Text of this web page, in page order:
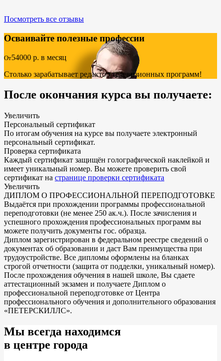
Посмотреть все отзывы
Осваивайте полезные профессии
От54000 р. в месяц
Столько зарабатывает редактор телевизионных программ!
После окончания курса вы получаете:
Увеличить
Персональный сертификат
По итогам обучения на курсе вы получаете электронный
персональный сертификат.
Проверка сертификата
Каждый сертификат защищён голографической наклейкой и
имеет уникальный номер. Вы можете проверить свой
сертификат на странице проверки сертификата
Увеличить
ДИПЛОМ О ПРОФЕССИОНАЛЬНОЙ ПЕРЕПОДГОТОВКЕ
Выдаётся при прохождении программы профессиональной
переподготовки (не менее 250 ак.ч.). После зачисления и
успешного прохождения профессиональных программ вы
можете получить документы гос. образца.
Диплом зарегистрирован в федеральном реестре сведений о
документах об образовании и даст Вам преимущества при
трудоустройстве. Все дипломы оформлены на бланках
строгой отчетности (защита от подделки, уникальный номер).
После прохождения обучения в нашей школе, Вы сдаете
аттестационный экзамен и получаете Диплом о
профессиональной переподготовке от Центра
профессионального обучения и дополнительного образования
«ПЕТЕРСКИЛЛС».
Мы всегда находимся
в центре города